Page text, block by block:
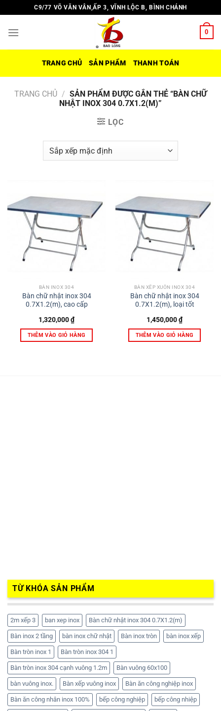
đến
nội
C9/77 VÕ VĂN VÂN,ẤP 3, VĨNH LỘC B, BÌNH CHÁNH
0
TRANG CHỦ SẢN PHẨM THANH TOÁN
TRANG CHỦ / SẢN PHẨM ĐƯỢC GẮN THẺ “BÀN CHỮ
NHẬT INOX 304 0.7X1.2(M)”
LỌC
BÀN INOX 304
Bàn chữ nhật inox 304
0.7X1.2(m), cao cấp
1,320,000₫
THÊM VÀO GIỎ HÀNG
BÀN XẾP XUÔN INOX 304
Bàn chữ nhật inox 304
0.7X1.2(m), loại tốt
1,450,000₫
THÊM VÀO GIỎ HÀNG
TỪ KHÓA SẢN PHẨM
2m xếp 3 ban xep inox Bàn chữ nhật inox 304 0.7X1.2(m)
Bàn inox 2 tầng bàn inox chữ nhật Bàn inox tròn bàn inox xếp
Bàn tròn inox 1 Bàn tròn inox 304 1
Bàn tròn inox 304 cạnh vuông 1.2m Bàn vuông 60x100
bàn vuông inox. Bàn xếp vuông inox Bàn ăn công nghiệp inox
Bàn ăn công nhân inox 100% bếp công nghiệp bếp công nhiệp